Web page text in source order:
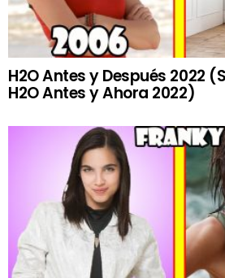
H2O Antes y Después 2022
H2O Antes y Ahora 2022)